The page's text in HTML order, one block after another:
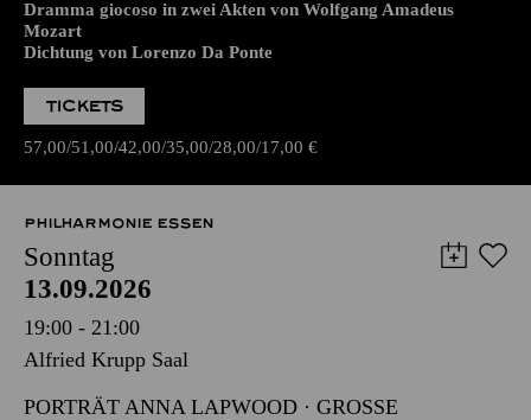
Dramma giocoso in zwei Akten von Wolfgang Amadeus
Mozart
Dichtung von Lorenzo Da Ponte
TICKETS
57,00 51,00 42,00 35,00 28,00 17,00 €
PHILHARMONIE ESSEN
Sonntag
13.09.2026
19:00 - 21:00
Alfried Krupp Saal
PORTRÄT ANNA LAPWOOD · GROSSE O